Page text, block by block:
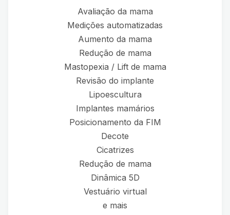
Avaliação da mama
Medições automatizadas
Aumento da mama
Redução de mama
Mastopexia / Lift de mama
Revisão do implante
Lipoescultura
Implantes mamários
Posicionamento da FIM
Decote
Cicatrizes
Redução de mama
Dinâmica 5D
Vestuário virtual
e mais